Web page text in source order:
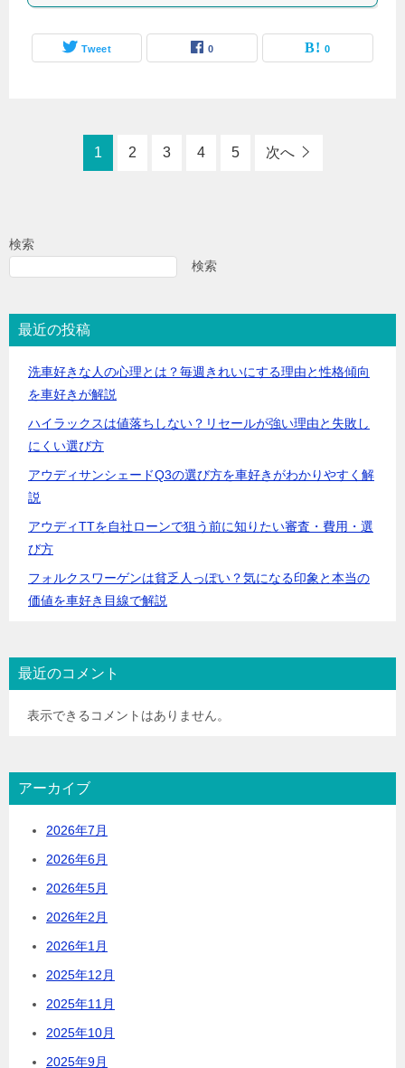
Tweet 0 0
1 2 3 4 5 次へ
検索
検索
最近の投稿
洗車好きな人の心理とは？毎週きれいにする理由と性格傾向
を車好きが解説
ハイラックスは値落ちしない？リセールが強い理由と失敗し
にくい選び方
アウディサンシェードQ3の選び方を車好きがわかりやすく解
説
アウディTTを自社ローンで狙う前に知りたい審査・費用・選
び方
フォルクスワーゲンは貧乏人っぽい？気になる印象と本当の
価値を車好き目線で解説
最近のコメント
表示できるコメントはありません。
アーカイブ
2026年7月
2026年6月
2026年5月
2026年2月
2026年1月
2025年12月
2025年11月
2025年10月
2025年9月